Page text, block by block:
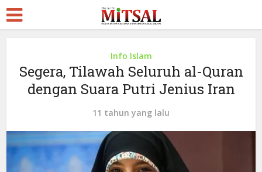
Info Islam
Segera, Tilawah Seluruh al-Quran
dengan Suara Putri Jenius Iran
11 tahun yang lalu